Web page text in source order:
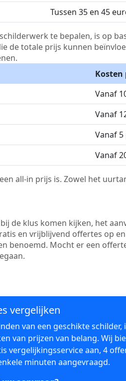
Tussen 35 en 45
te bepalen, is op
de totale prijs kunnen
Kosten
Vanaf
Vanaf
Vanaf
Vanaf
all-in prijs is. Zowel het
de klus komen kijken, het
en vrijblijvend offertes op
benoemd. Mocht er een
vergelijken
van een geschikte schilder,
van prijzen van belang. Wij
vergelijkingsservice aan, 4
minuten aangevraagd.